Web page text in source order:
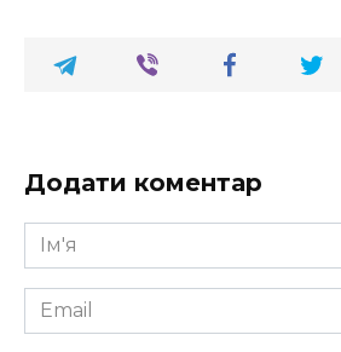
Додати коментар
Ім'я
*
Email
*